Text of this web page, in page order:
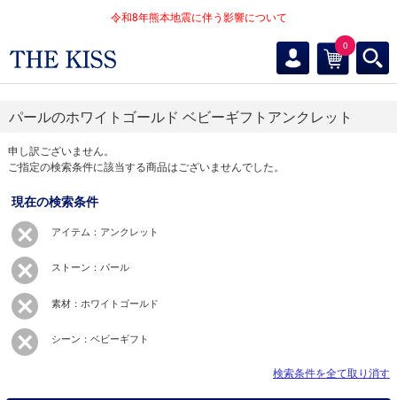
令和8年熊本地震に伴う影響について
0
パールのホワイトゴールド ベビーギフトアンクレット
申し訳ございません。
ご指定の検索条件に該当する商品はございませんでした。
現在の検索条件
アイテム：アンクレット
ストーン：パール
素材：ホワイトゴールド
シーン：ベビーギフト
検索条件を全て取り消す